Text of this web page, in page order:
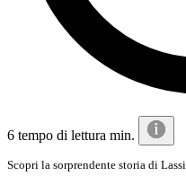
6 tempo di lettura min.
Scopri la sorprendente storia di